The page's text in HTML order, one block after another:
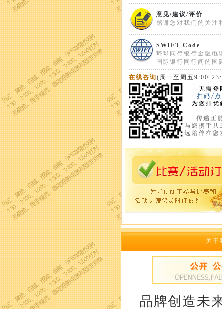
意见/建议/评价
感谢您对我们的关注
SWIFT Code
环球同行银行金融电
国际银行同行间的国
在线咨询(周一至周五9:00-
关于
品牌创造未